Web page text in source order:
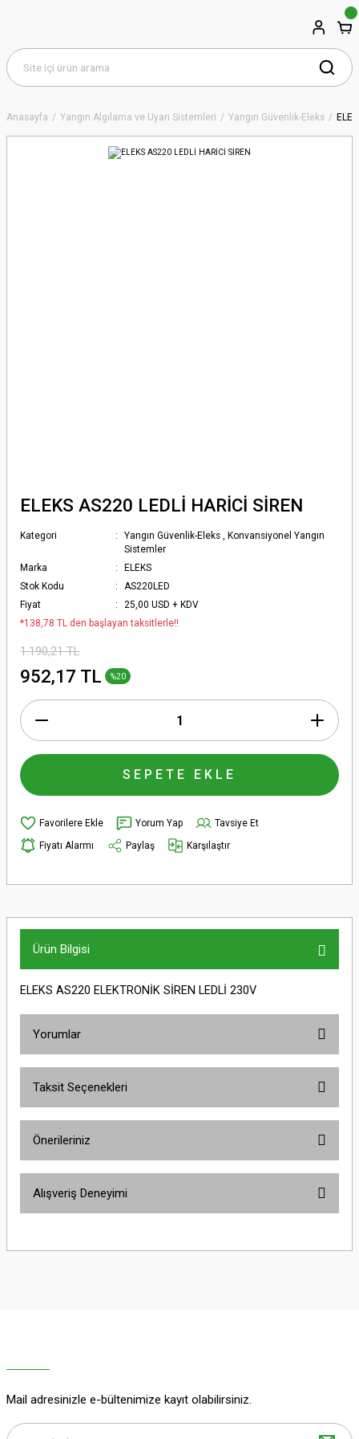
Anasayfa Yangın Algılama ve Uyarı Sistemleri Yangın Güvenlik-Eleks
ELEKS AS220 LEDLİ HARİCİ SİREN
Kategori Yangın Güvenlik-Eleks , Konvansiyonel Yangın
Sistemler
Marka
ELEKS
Stok Kodu
AS220LED
Fiyat
25,00 USD + KDV
*138,78 TL den başlayan taksitlerle!!
1.190,21 TL
952,17 TL %20
SEPETE EKLE
Yorum Yap
Tavsiye Et
Fiyatı Alarmı
Paylaş Karşılaştır
Ürün Bilgisi
ELEKS AS220 ELEKTRONİK SİREN LEDLİ 230V
Yorumlar
Taksit Seçenekleri
Önerileriniz
yetersiz gördüğünüz noktaları öneri formunu kullanarak tarafımıza
Alışveriş Deneyimi
Mail adresinizle e-bültenimize kayıt olabilirsiniz.